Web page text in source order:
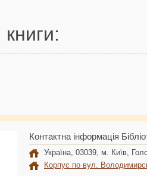
Контактна інформація
Україна, 03039, м. Київ,
Корпус по вул.